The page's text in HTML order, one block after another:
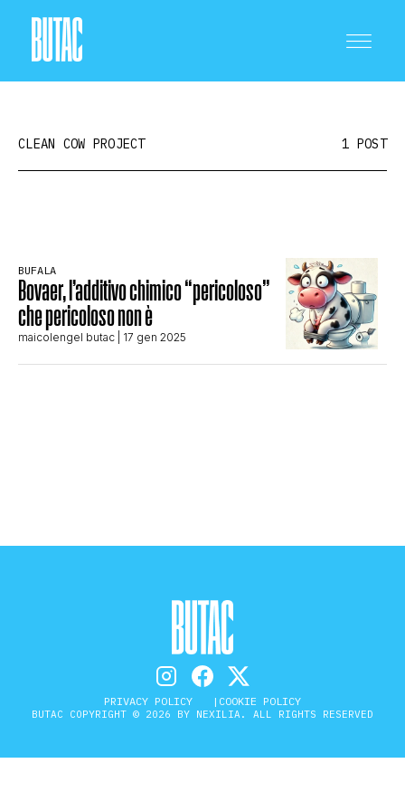
SCIENZA E TECNOLOGIA
SALUTE E MEDICINA
EDITORIALI
TRUFFE E SOCIAL NETWORK
CLEAN COW PROJECT 1 POST
BUFALA
Bovaer, l’additivo chimico “pericoloso”
che pericoloso non è
maicolengel butac | 17 gen 2025
PRIVACY POLICY COOKIE POLICY
BUTAC COPYRIGHT © 2026 BY NEXILIA. ALL RIGHTS RESERVED